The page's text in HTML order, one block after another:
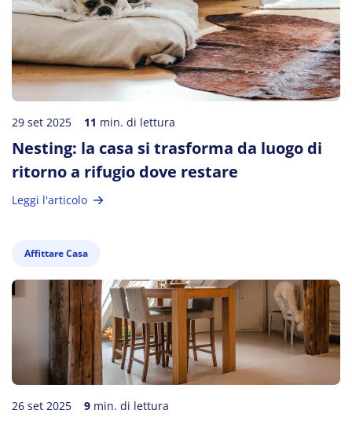
29 set 2025 11 min. di lettura
Nesting: la casa si trasforma da luogo di
ritorno a rifugio dove restare
Leggi l'articolo
Affittare Casa
26 set 2025 9 min. di lettura